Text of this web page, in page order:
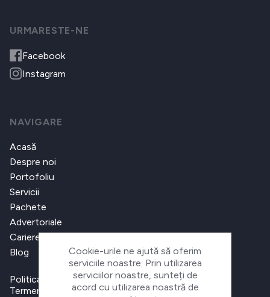
URMARESTE-NE
Facebook
Instagram
NAVIGARE
Acasă
Despre noi
Portofoliu
Servicii
Pachete
Advertoriale
Cariere
Blog
Politica de confidențialitate
Termeni și condiții
Cookie-urile ne ajută să oferim
serviciile noastre. Prin utilizarea
serviciilor noastre, sunteți de
acord cu utilizarea noastră de